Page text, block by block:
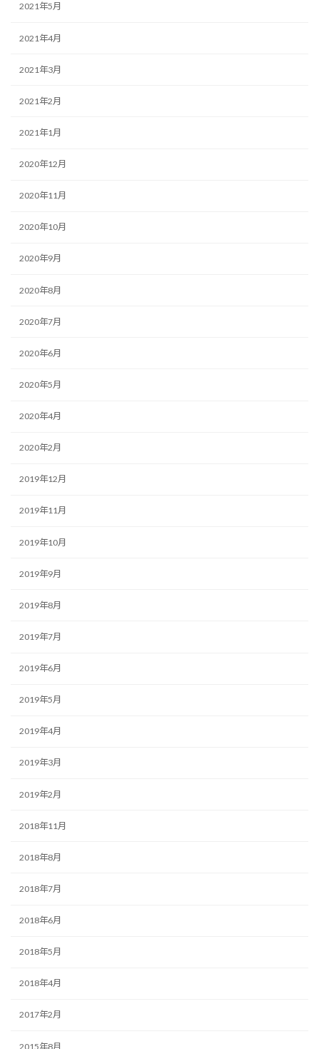
2021年5月
2021年4月
2021年3月
2021年2月
2021年1月
2020年12月
2020年11月
2020年10月
2020年9月
2020年8月
2020年7月
2020年6月
2020年5月
2020年4月
2020年2月
2019年12月
2019年11月
2019年10月
2019年9月
2019年8月
2019年7月
2019年6月
2019年5月
2019年4月
2019年3月
2019年2月
2018年11月
2018年8月
2018年7月
2018年6月
2018年5月
2018年4月
2017年2月
2015年8月